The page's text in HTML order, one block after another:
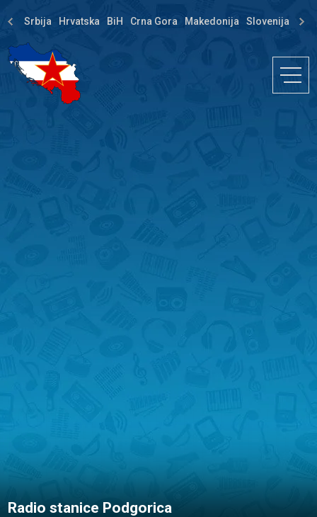
Srbija Hrvatska BiH Crna Gora Makedonija Slovenija
Radio stanice Podgorica